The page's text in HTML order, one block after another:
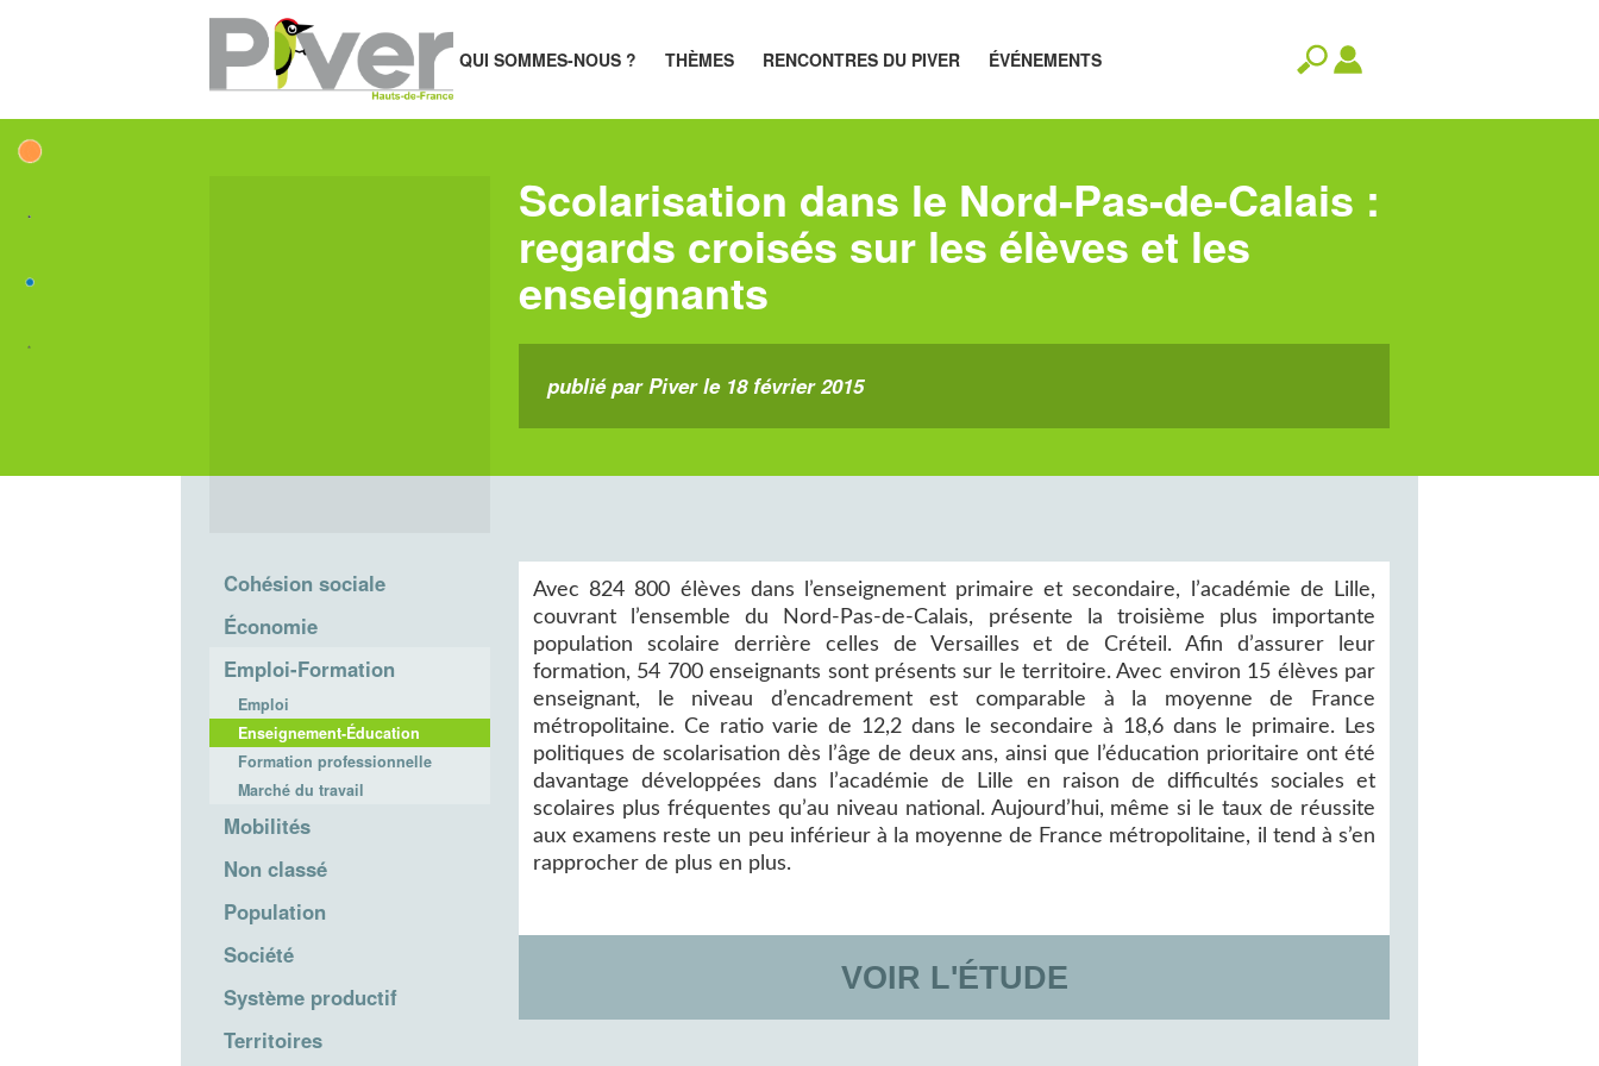
QUI SOMMES-NOUS ? THÈMES RENCONTRES DU PIVER ÉVÉNEMENTS
Scolarisation dans le Nord-Pas-de-Calais :
regards croisés sur les élèves et les
enseignants
publié par Piver le 18 février 2015
Cohésion sociale
Économie
Emploi-Formation
Emploi
Enseignement-Éducation
Formation professionnelle
Marché du travail
Mobilités
Non classé
Population
Société
Système productif
Territoires
Avec 824 800 élèves dans l’enseignement primaire et secondaire, l’académie de Lille,
couvrant l’ensemble du Nord-Pas-de-Calais, présente la troisième plus importante
population scolaire derrière celles de Versailles et de Créteil. Afin d’assurer leur
formation, 54 700 enseignants sont présents sur le territoire. Avec environ 15 élèves par
enseignant, le niveau d’encadrement est comparable à la moyenne de France
métropolitaine. Ce ratio varie de 12,2 dans le secondaire à 18,6 dans le primaire. Les
politiques de scolarisation dès l’âge de deux ans, ainsi que l’éducation prioritaire ont été
davantage développées dans l’académie de Lille en raison de difficultés sociales et
scolaires plus fréquentes qu’au niveau national. Aujourd’hui, même si le taux de réussite
aux examens reste un peu inférieur à la moyenne de France métropolitaine, il tend à s’en
rapprocher de plus en plus.
VOIR L'ÉTUDE